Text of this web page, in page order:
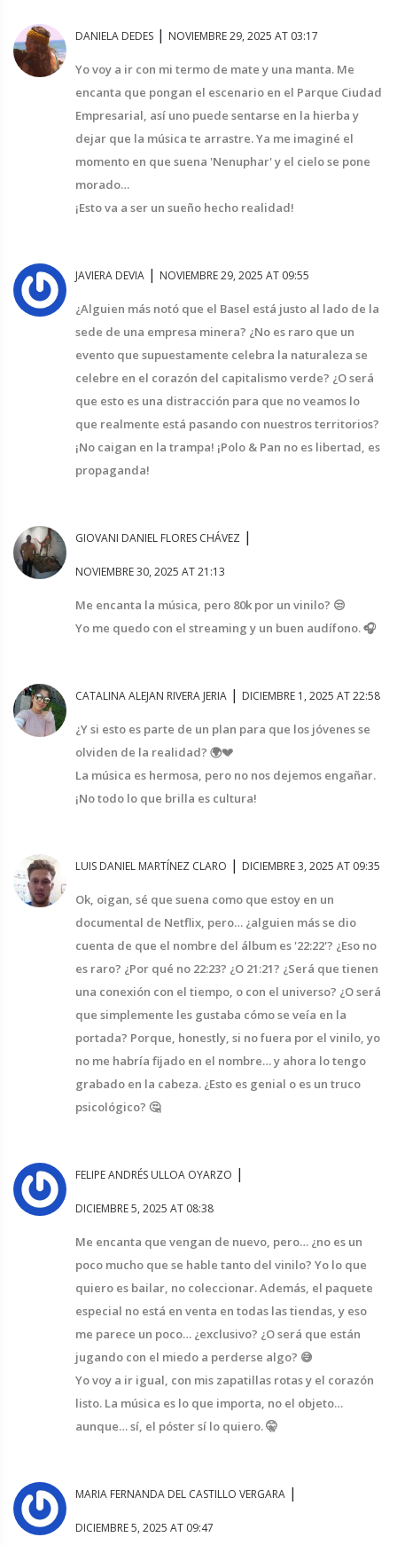
DANIELA DEDES | NOVIEMBRE 29, 2025 AT 03:17
Yo voy a ir con mi termo de mate y una manta. Me
encanta que pongan el escenario en el Parque Ciudad
Empresarial, así uno puede sentarse en la hierba y
dejar que la música te arrastre. Ya me imaginé el
momento en que suena 'Nenuphar' y el cielo se pone
morado…
¡Esto va a ser un sueño hecho realidad!
JAVIERA DEVIA | NOVIEMBRE 29, 2025 AT 09:55
¿Alguien más notó que el Basel está justo al lado de la
sede de una empresa minera? ¿No es raro que un
evento que supuestamente celebra la naturaleza se
celebre en el corazón del capitalismo verde? ¿O será
que esto es una distracción para que no veamos lo
que realmente está pasando con nuestros territorios?
¡No caigan en la trampa! ¡Polo & Pan no es libertad, es
propaganda!
GIOVANI DANIEL FLORES CHÁVEZ |
NOVIEMBRE 30, 2025 AT 21:13
Me encanta la música, pero 80k por un vinilo? 😒
Yo me quedo con el streaming y un buen audífono. 🎧
CATALINA ALEJAN RIVERA JERIA | DICIEMBRE 1, 2025 AT 22:58
¿Y si esto es parte de un plan para que los jóvenes se
olviden de la realidad? 🌍💔
La música es hermosa, pero no nos dejemos engañar.
¡No todo lo que brilla es cultura!
LUIS DANIEL MARTÍNEZ CLARO | DICIEMBRE 3, 2025 AT 09:35
Ok, oigan, sé que suena como que estoy en un
documental de Netflix, pero… ¿alguien más se dio
cuenta de que el nombre del álbum es '22:22'? ¿Eso no
es raro? ¿Por qué no 22:23? ¿O 21:21? ¿Será que tienen
una conexión con el tiempo, o con el universo? ¿O será
que simplemente les gustaba cómo se veía en la
portada? Porque, honestly, si no fuera por el vinilo, yo
no me habría fijado en el nombre… y ahora lo tengo
grabado en la cabeza. ¿Esto es genial o es un truco
psicológico? 🤔
FELIPE ANDRÉS ULLOA OYARZO |
DICIEMBRE 5, 2025 AT 08:38
Me encanta que vengan de nuevo, pero… ¿no es un
poco mucho que se hable tanto del vinilo? Yo lo que
quiero es bailar, no coleccionar. Además, el paquete
especial no está en venta en todas las tiendas, y eso
me parece un poco… ¿exclusivo? ¿O será que están
jugando con el miedo a perderse algo? 😅
Yo voy a ir igual, con mis zapatillas rotas y el corazón
listo. La música es lo que importa, no el objeto…
aunque… sí, el póster sí lo quiero. 🤫
MARIA FERNANDA DEL CASTILLO VERGARA |
DICIEMBRE 5, 2025 AT 09:47